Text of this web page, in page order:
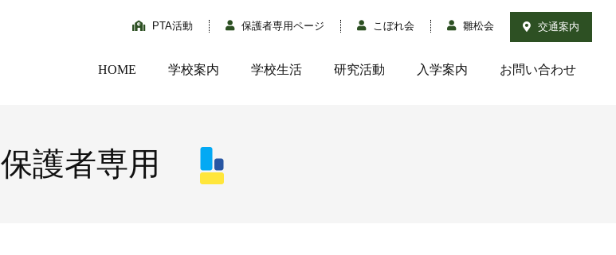
PTA活動 保護者専用ページ こぼれ会 雛松会 交通案内
HOME 学校案内 学校生活 研究活動 入学案内 お問い合わせ
保護者専用